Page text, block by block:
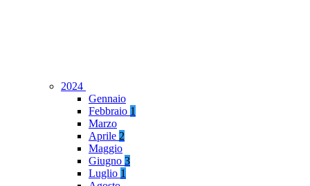
2024
Gennaio
Febbraio 1
Marzo
Aprile 2
Maggio
Giugno 3
Luglio 1